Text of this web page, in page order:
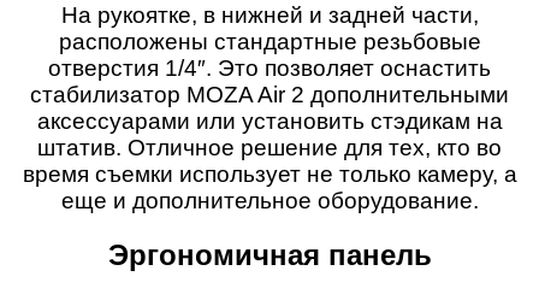
На рукоятке, в нижней и задней части,
расположены стандартные резьбовые
отверстия 1/4″. Это позволяет оснастить
стабилизатор MOZA Air 2 дополнительными
аксессуарами или установить стэдикам на
штатив. Отличное решение для тех, кто во
время съемки использует не только камеру, а
еще и дополнительное оборудование.
Эргономичная панель